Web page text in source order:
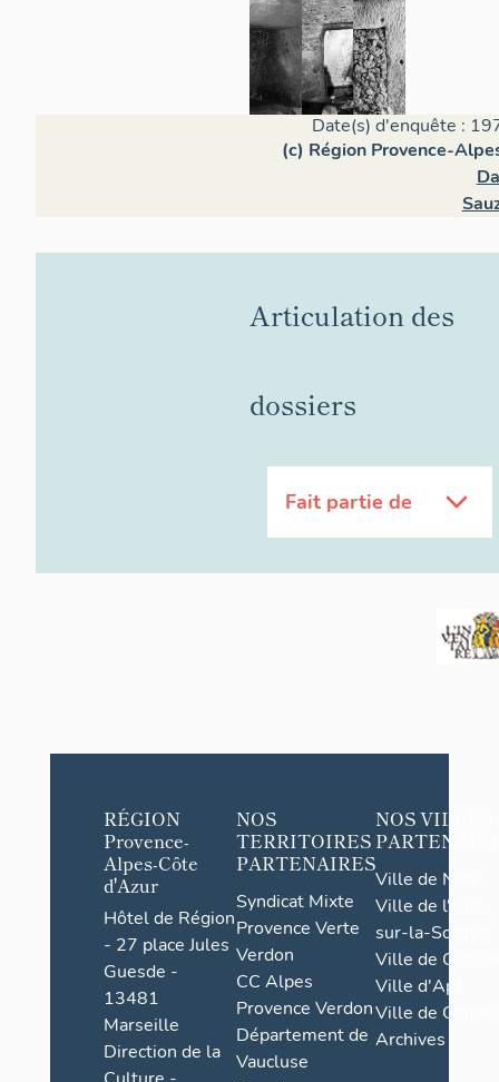
Date(s) d'enquête :
(c) Région Provence-
Articulation des
dossiers
Fait partie de
RÉGION
Provence-
Alpes-Côte
d'Azur
Hôtel de Région
- 27 place Jules
Guesde -
13481
Marseille
Direction de la
NOS
TERRITOIRES
PARTENAIRES
Syndicat Mixte
Provence Verte
Verdon
CC Alpes
Provence Verdon
Département de
Vaucluse
NOS VILLES
Ville de Nice
Ville de l'Isle-
sur-la-Sorgue
Ville de Grasse
Ville d'Apt
Ville de
Archives